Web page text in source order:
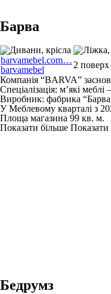
Барва
barvamebel.com…
barvamebel
2 поверх
Компанія “BARVA”
Спеціалізація: м’які
Виробник: фабрика
У Меблевому кварталі з
Площа магазина 99 кв. м.
Показати більше
Бедрумз